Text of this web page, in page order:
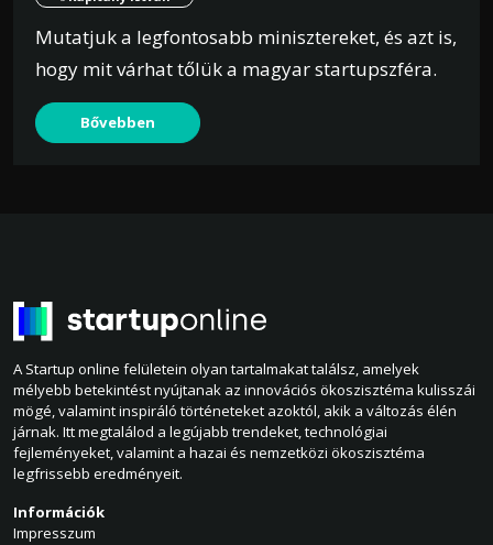
Mutatjuk a legfontosabb minisztereket, és azt is,
hogy mit várhat tőlük a magyar startupszféra.
Bővebben
A Startup online felületein olyan tartalmakat találsz, amelyek
mélyebb betekintést nyújtanak az innovációs ökoszisztéma kulisszái
mögé, valamint inspiráló történeteket azoktól, akik a változás élén
járnak. Itt megtalálod a legújabb trendeket, technológiai
fejleményeket, valamint a hazai és nemzetközi ökoszisztéma
legfrissebb eredményeit.
Információk
Impresszum